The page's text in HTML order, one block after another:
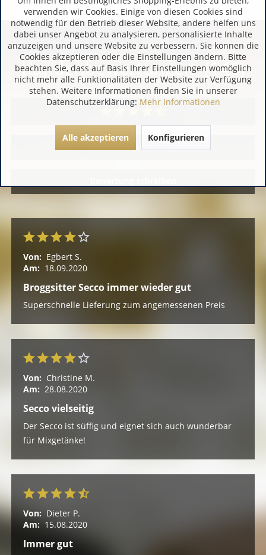
Kundenbewertungen (146)
Von: Egbert S.
Am: 18.09.2020
Broggsitter Secco immer wieder gut
Superschnelle Lieferung zum angemessenen Preis
Von: Christine M.
Am: 28.08.2020
Secco vielseitig
Der Secco ist süffig und eignet sich auch wunderbar
für Mixgetänke!
Von: Dieter P.
Am: 15.08.2020
Immer gut
verwenden wir Cookies. Einige von diesen Cookies sind
notwendig für den Betrieb dieser Website, andere helfen uns
dabei unser Angebot zu analysieren, personalisierte Inhalte
anzuzeigen und unsere Website zu verbessern. Sie können die
Cookies akzeptieren oder die Einstellungen ändern. Bitte
beachten Sie, dass auf Basis Ihrer Einstellungen womöglich
nicht mehr alle Funktionalitäten der Website zur Verfügung
stehen. Weitere Informationen finden Sie in unserer
Datenschutzerklärung: Mehr Informationen
Alle akzeptieren Konfigurieren